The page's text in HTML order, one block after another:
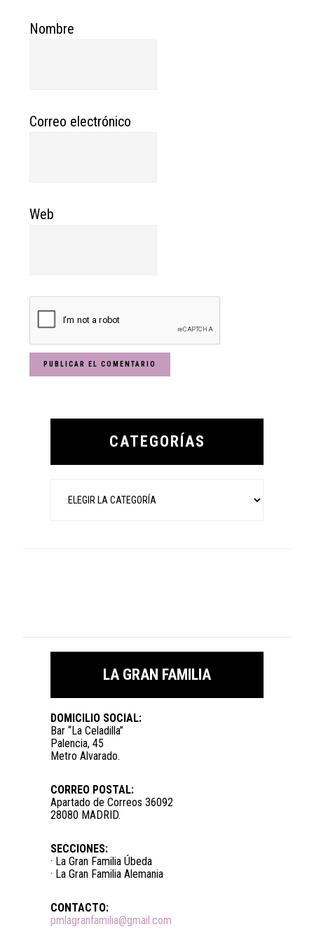
Nombre
Correo electrónico
Web
Primary
CATEGORÍAS
LA GRAN FAMILIA
DOMICILIO SOCIAL:
Bar “La Celadilla”
Palencia, 45
Metro Alvarado.
CORREO POSTAL:
Apartado de Correos 36092
28080 MADRID.
SECCIONES:
· La Gran Familia Úbeda
· La Gran Familia Alemania
CONTACTO:
pmlagranfamilia@gmail.com